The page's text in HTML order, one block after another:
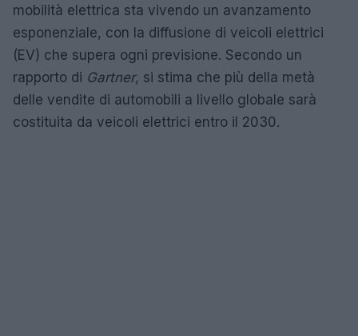
mobilità elettrica sta vivendo un avanzamento
esponenziale, con la diffusione di veicoli elettrici
(EV) che supera ogni previsione. Secondo un
rapporto di Gartner, si stima che più della metà
delle vendite di automobili a livello globale sarà
costituita da veicoli elettrici entro il 2030.